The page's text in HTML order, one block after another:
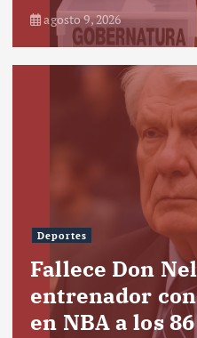
agosto 9, 2026
Deportes
Fallece Don
entrenador
en NBA a los